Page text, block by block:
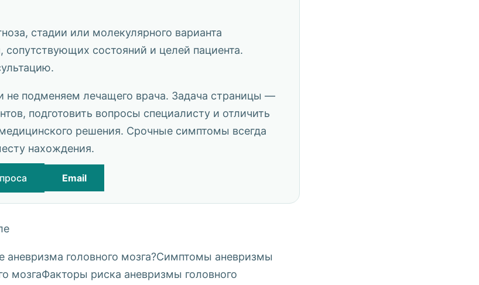
стадии или молекулярного варианта
сопутствующих состояний и целей пациента.
подменяем лечащего врача. Задача страницы —
подготовить вопросы специалисту и отличить
решения. Срочные симптомы всегда
нахождения.
Email
аневризма головного мозга?Симптомы аневризмы
мозгаФакторы риска аневризмы головного